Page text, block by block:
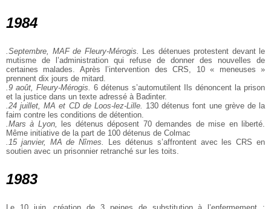
1984
.Septembre, MAF de Fleury-Mérogis.
Les détenues protestent devant le
mutisme de l’administration qui refuse de donner des nouvelles de
certaines malades. Après l’intervention des CRS, 10 « meneuses »
prennent dix jours de mitard.
.9 août, Fleury-Mérogis.
6 détenus s’automutilent Ils dénoncent la prison
et la justice dans un texte adressé à Badinter.
.24 juillet, MA et CD de Loos-lez-Lille.
130 détenus font une grève de la
faim contre les conditions de détention.
.Mars à Lyon,
les détenus déposent 70 demandes de mise en liberté.
Même initiative de la part de 100 détenus de Colmac
.15 janvier, MA de Nîmes.
Les détenus s’affrontent avec les CRS en
soutien avec un prisonnier retranché sur les toits.
1983
Le 10 juin, création de 3 peines de substitution à l’enfermement :